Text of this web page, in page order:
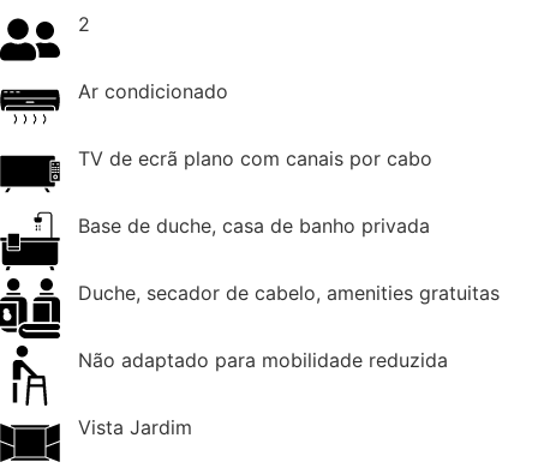
2
Ar condicionado
TV de ecrã plano com canais por cabo
Base de duche, casa de banho privada
Duche, secador de cabelo, amenities gratuitas
Não adaptado para mobilidade reduzida
Vista Jardim